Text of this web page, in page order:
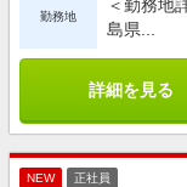
勤務地
＜勤務地
島県...
詳細を見る
NEW 正社員